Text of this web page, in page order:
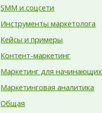
SMM и соцсети
Инструменты маркетолога
Кейсы и примеры
Контент-маркетинг
Маркетинг для начинающих
Маркетинговая аналитика
Общая